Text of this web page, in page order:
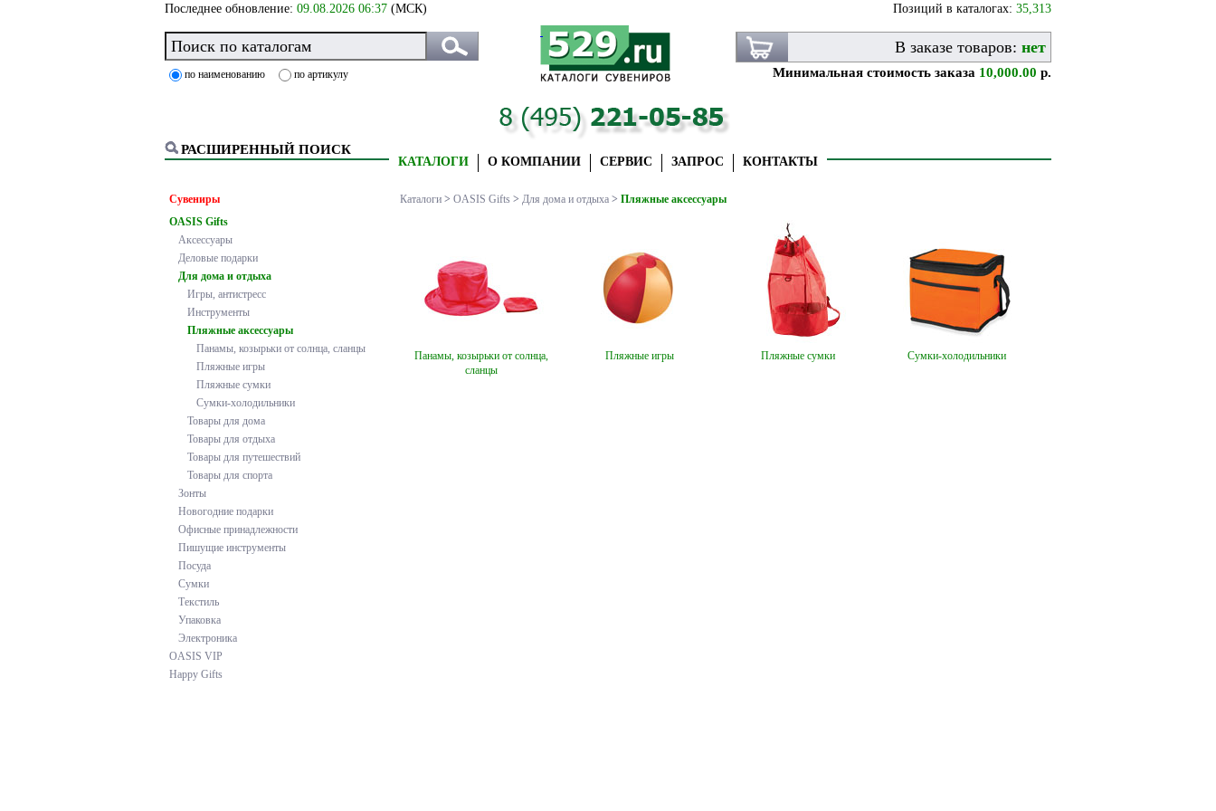
КАТАЛОГИ О КОМПАНИИ СЕРВИС ЗАПРОС КОНТАКТЫ
по наименованию по артикулу
В заказе товаров: нет
РАСШИРЕННЫЙ ПОИСК
Минимальная стоимость заказа 10,000.00 р.
Последнее обновление: 09.08.2026 06:37 (МСК) Позиций в каталогах: 35,313
Сувениры
OASIS Gifts
Аксессуары
Деловые подарки
Для дома и отдыха
Игры, антистресс
Инструменты
Пляжные аксессуары
Панамы, козырьки от солнца, сланцы
Пляжные игры
Пляжные сумки
Сумки-холодильники
Товары для дома
Товары для отдыха
Товары для путешествий
Товары для спорта
Зонты
Новогодние подарки
Офисные принадлежности
Пишущие инструменты
Посуда
Сумки
Текстиль
Упаковка
Электроника
OASIS VIP
Happy Gifts
Каталоги > OASIS Gifts > Для дома и отдыха > Пляжные аксессуары
Панамы, козырьки от солнца,
сланцы
Пляжные игры Пляжные сумки Сумки-холодильники